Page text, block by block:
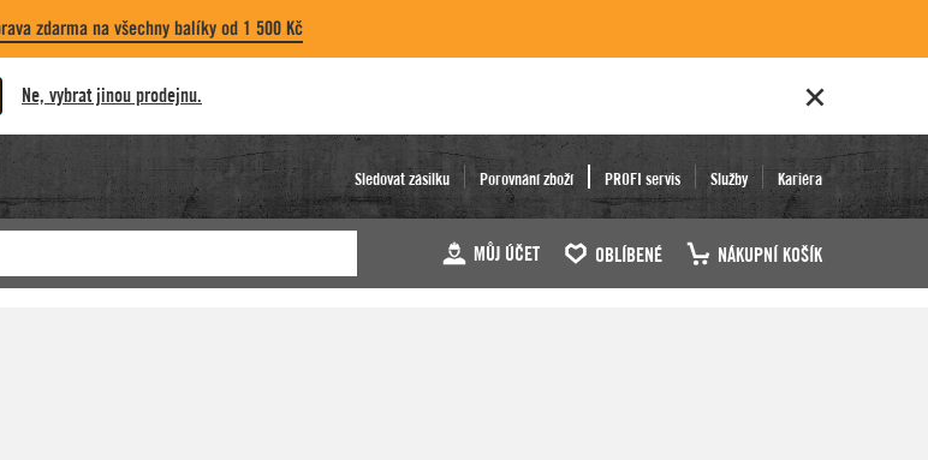
zdarma na všechny balíky od 1 500 Kč
Ne, vybrat jinou prodejnu.
Sledovat zásilku Porovnání zboží PROFI servis Služby Kariéra
MŮJ ÚČET OBLÍBENÉ NÁKUPNÍ KOŠÍK